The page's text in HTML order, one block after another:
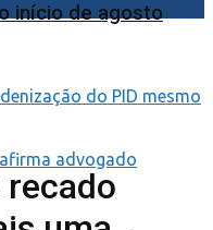
início de agosto